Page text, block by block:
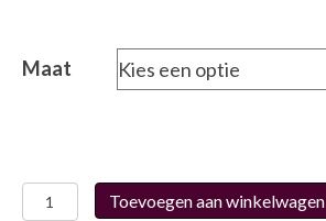
Maat
WaldlauferToevoegen aan winkelwagen